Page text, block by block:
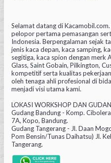
Selamat datang di
pelopor pertama pemasangan
Indonesia. Berpengalaman sejak
jenis kaca depan, kaca samping,
segitiga, kaca spion dengan merk
Glass, Saint Gobain, Pilkington,
kompetitif serta kualitas
oleh tenaga ahli profesional di
menjadi visi utama kami.
LOKASI WORKSHOP DAN
Gudang Bandung - Komp.
7A, Kopo, Bandung.
Gudang Tangerang - Jl. Daan
Pom Bensin/Tunas Daihatsu) Jl.
Tangerang.